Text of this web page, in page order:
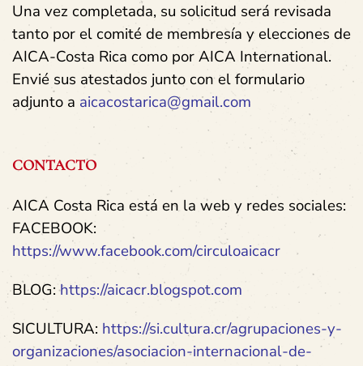
Una vez completada, su solicitud será revisada
tanto por el comité de membresía y elecciones de
AICA-Costa Rica como por AICA International.
Envié sus atestados junto con el formulario
adjunto a aicacostarica@gmail.com
CONTACTO
AICA Costa Rica está en la web y redes sociales:
FACEBOOK:
https://www.facebook.com/circuloaicacr
BLOG:https://aicacr.blogspot.com
SICULTURA: https://si.cultura.cr/agrupaciones-y-
organizaciones/asociacion-internacional-de-